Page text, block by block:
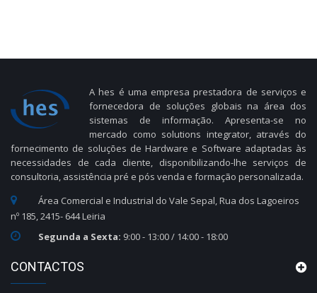
A hes é uma empresa prestadora de serviços e
fornecedora de soluções globais na área dos
sistemas de informação. Apresenta-se no
mercado como solutions integrator, através do
fornecimento de soluções de Hardware e Software adaptadas às
necessidades de cada cliente, disponibilizando-lhe serviços de
consultoria, assistência pré e pós venda e formação personalizada.
Área Comercial e Industrial do Vale Sepal, Rua dos Lagoeiros
nº 185, 2415- 644 Leiria
Segunda a Sexta: 9:00 - 13:00 / 14:00 - 18:00
CONTACTOS